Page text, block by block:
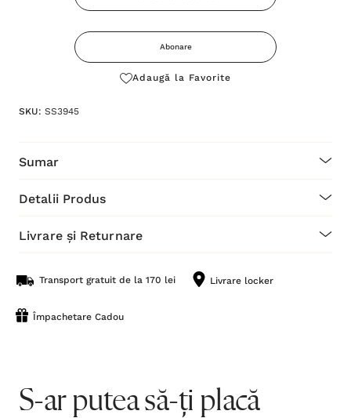
Abonare
Adaugă la Favorite
SKU: SS3945
Sumar
Detalii Produs
Livrare și Returnare
Transport gratuit de la 170 lei Livrare locker
Împachetare Cadou
S-ar putea să-ți placă